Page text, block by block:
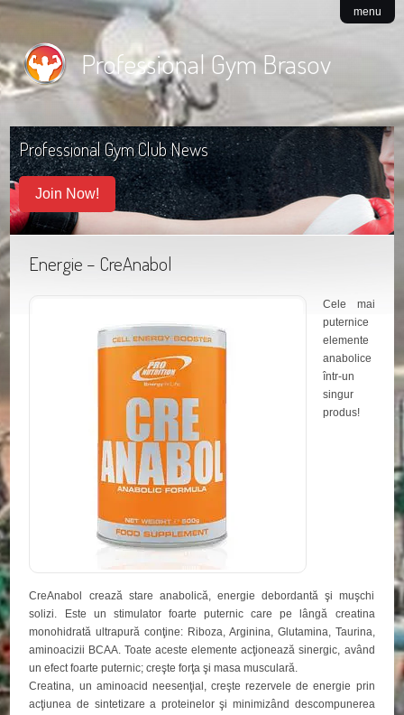
menu
Professional Gym Brasov
Professional Gym Club News
Join Now!
Energie – CreAnabol
Cele mai
puternice
elemente
anabolice
într-un
singur
produs!
CreAnabol crează stare anabolică, energie debordantă şi muşchi
solizi. Este un stimulator foarte puternic care pe lângă creatina
monohidrată ultrapură conţine: Riboza, Arginina, Glutamina, Taurina,
aminoacizii BCAA. Toate aceste elemente acţionează sinergic, având
un efect foarte puternic; creşte forţa şi masa musculară.
Creatina, un aminoacid neesenţial, creşte rezervele de energie prin
acţiunea de sintetizare a proteinelor şi minimizând descompunerea